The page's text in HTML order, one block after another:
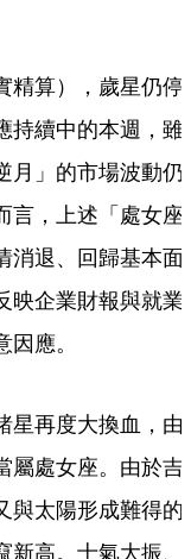
精算），歲星仍停
持續中的本週，雖
月」的市場波動仍
言，上述「處女座
消退、回歸基本面
映企業財報與就業
應。
星再度大換血，由
屬處女座。由於吉
與太陽形成難得的
新高。士氣大振、